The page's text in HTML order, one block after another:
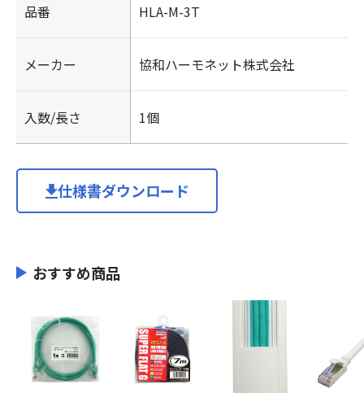
品番 HLA-M-3T
メーカー 協和ハーモネット株式会社
入数/長さ 1個
仕様書ダウンロード
おすすめ商品